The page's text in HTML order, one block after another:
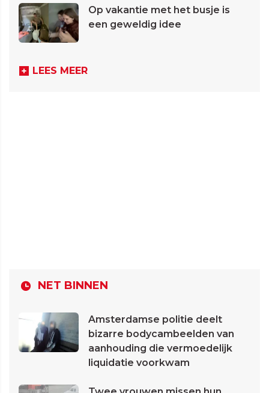
Op vakantie met het busje is
een geweldig idee
LEES MEER
NET BINNEN
Amsterdamse politie deelt
bizarre bodycambeelden van
aanhouding die vermoedelijk
liquidatie voorkwam